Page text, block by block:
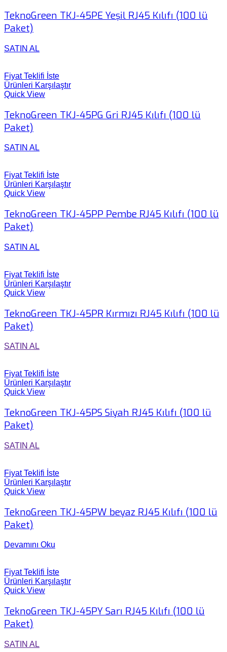
TeknoGreen TKJ-45PE Yeşil RJ45 Kılıfı (100 lü
Paket)
SATIN AL
Fiyat Teklifi İste
Ürünleri Karşılaştır
Quick View
TeknoGreen TKJ-45PG Gri RJ45 Kılıfı (100 lü
Paket)
SATIN AL
Fiyat Teklifi İste
Ürünleri Karşılaştır
Quick View
TeknoGreen TKJ-45PP Pembe RJ45 Kılıfı (100 lü
Paket)
SATIN AL
Fiyat Teklifi İste
Ürünleri Karşılaştır
Quick View
TeknoGreen TKJ-45PR Kırmızı RJ45 Kılıfı (100 lü
Paket)
SATIN AL
Fiyat Teklifi İste
Ürünleri Karşılaştır
Quick View
TeknoGreen TKJ-45PS Siyah RJ45 Kılıfı (100 lü
Paket)
SATIN AL
Fiyat Teklifi İste
Ürünleri Karşılaştır
Quick View
TeknoGreen TKJ-45PW beyaz RJ45 Kılıfı (100 lü
Paket)
Devamını Oku
Fiyat Teklifi İste
Ürünleri Karşılaştır
Quick View
TeknoGreen TKJ-45PY Sarı RJ45 Kılıfı (100 lü
Paket)
SATIN AL